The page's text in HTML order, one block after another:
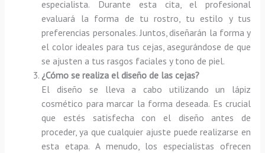
especialista. Durante esta cita, el profesional
evaluará la forma de tu rostro, tu estilo y tus
preferencias personales. Juntos, diseñarán la forma y
el color ideales para tus cejas, asegurándose de que
se ajusten a tus rasgos faciales y tono de piel.
¿Cómo se realiza el diseño de las cejas?
El diseño se lleva a cabo utilizando un lápiz
cosmético para marcar la forma deseada. Es crucial
que estés satisfecha con el diseño antes de
proceder, ya que cualquier ajuste puede realizarse en
esta etapa. A menudo, los especialistas ofrecen